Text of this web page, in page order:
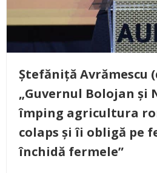
Ștefăniță Avrămescu
„Guvernul Bolojan și
împing agricultura
colaps și îi obligă pe
închidă fermele”